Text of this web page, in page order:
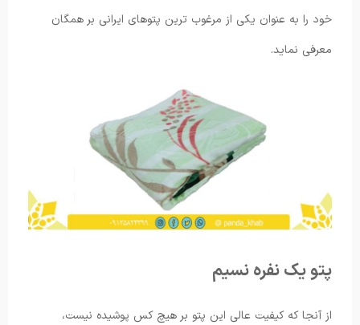
خود را به عنوان یکی از مرغوب ترین پتوهای ایرانی بر همگان
معرفی نماید.
پتو یک نفره نسیم
از آنجا که کیفیت عالی این پتو بر هیچ کس پوشیده نیست،